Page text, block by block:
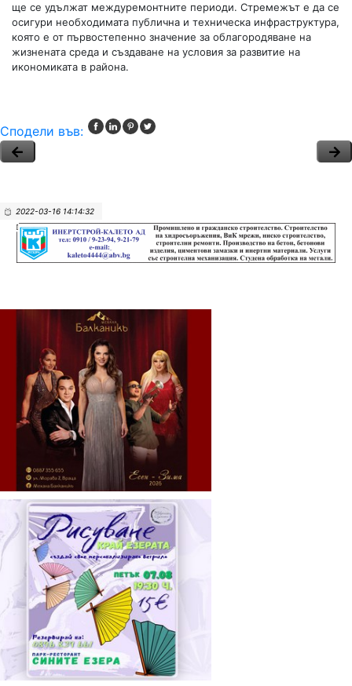
ще се удължат междуремонтните периоди. Стремежът е да се
осигури необходимата публична и техническа инфраструктура,
която е от първостепенно значение за облагородяване на
жизнената среда и създаване на условия за развитие на
икономиката в района.
Сподели във:
2022-03-16 14:14:32